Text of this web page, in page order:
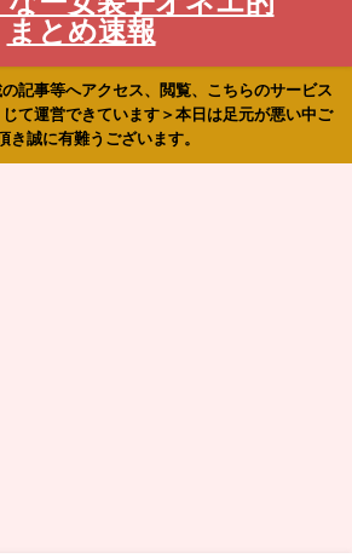
まとめ速報
記事等へアクセス、閲覧、こちらのサービス
て運営できています＞本日は足元が悪い中ご
き誠に有難うございます。